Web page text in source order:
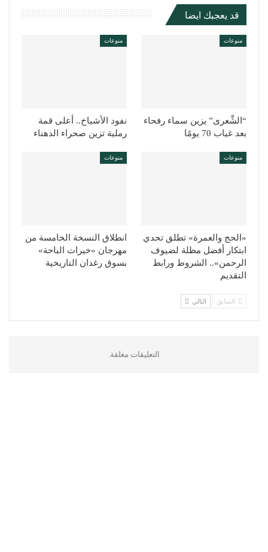
قد يعجبك ايضا
منوعات
“الشِّعرى” يزين سماء رفحاء
بعد غياب 70 يومًا
منوعات
نفود الأشياخ.. أعلى قمة
رملية تزين صحراء الدهناء
منوعات
«الحج والعمرة» تطلق تحدي
ابتكار أفضل مظلة لضيوف
الرحمن».. الشروط ورابط
التقديم
منوعات
انطلاق النسخة الخامسة من
مهرجان «خيرات الباحة»
بسوق رغدان التاريخية
السابق التالي
التعليقات مغلقة.